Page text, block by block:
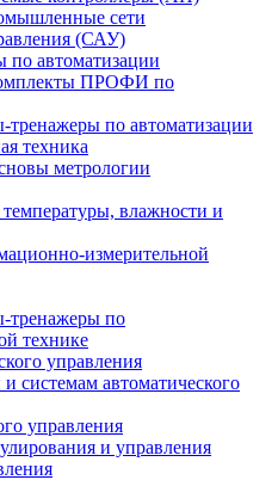
сети
(САУ)
по автоматизации
ПРОФИ по
по автоматизации
техника
метрологии
влажности и
измерительной
тренажеры по
технике
управления
системам автоматического
управления
и управления